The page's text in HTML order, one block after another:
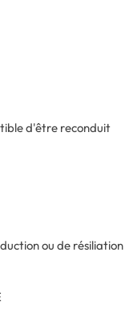
d'être reconduit
ou de résiliation